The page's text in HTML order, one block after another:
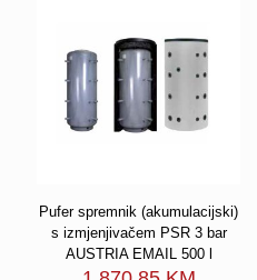
Pufer spremnik (akumulacijski)
s izmjenjivačem PSR 3 bar
AUSTRIA EMAIL 500 l